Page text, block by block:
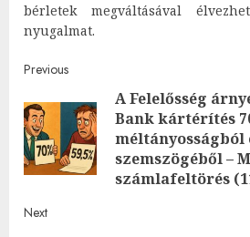
bérletek megváltásával
nyugalmat.
Post
navigation
Previous
A Felelősség
Bank kártérítés
szemszögéből –
számlafeltörés
Next